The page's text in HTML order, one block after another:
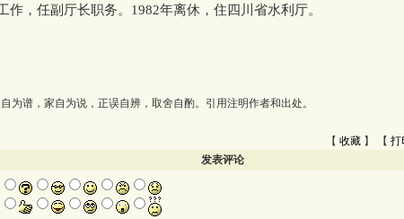
作，任副厅长职务。1982年离休，住四川省水利厅。
为谱，家自为说，正误自辨，取舍自酌。引用注明作者和出处。
【 收藏 】 【 打
发表评论